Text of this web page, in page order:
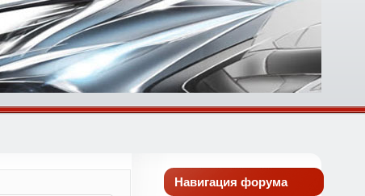
Навигация форума